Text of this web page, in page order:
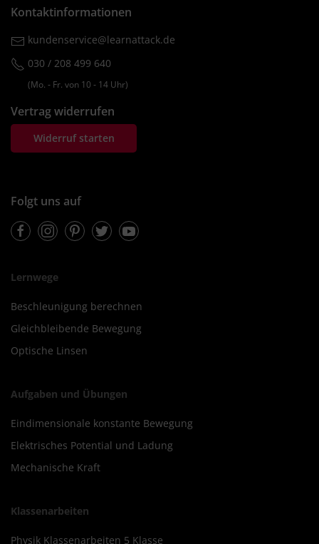
Kontaktinformationen
kundenservice@learnattack.de
030 / 208 499 640
(Mo. ‐ Fr. von 10 ‐ 14 Uhr)
Vertrag widerrufen
Widerruf starten
Folgt uns auf
FacebookInstagramPinterestTwitterYoutube
Lernwege
Beschleunigung berechnen
Gleichbleibende Bewegung
Optische Linsen
Aufgaben und Übungen
Eindimensionale konstante Bewegung
Elektrisches Potential und Ladung
Mechanische Kraft
Klassenarbeiten
Physik Klassenarbeiten 5 Klasse